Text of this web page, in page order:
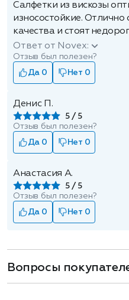
Салфетки из вискозы
износостойкие.
качества и стоят
Ответ от Novex:
Отзыв был полезен?
Да 0
Нет 0
Денис П.
5
Отзыв был полезен?
Да 0
Нет 0
Анастасия А.
5
Отзыв был полезен?
Да 0
Нет 0
Вопросы